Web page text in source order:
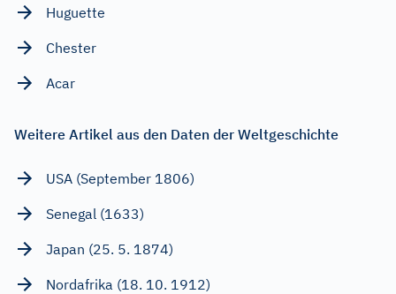
Huguette
Chester
Acar
Weitere Artikel aus den Daten der Weltgeschichte
USA (September 1806)
Senegal (1633)
Japan (25. 5. 1874)
Nordafrika (18. 10. 1912)